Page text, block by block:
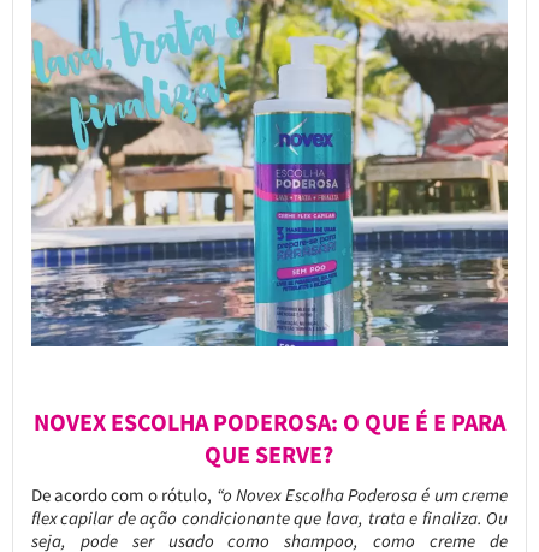
NOVEX ESCOLHA PODEROSA: O QUE É E PARA
QUE SERVE?
De acordo com o rótulo, “o Novex Escolha Poderosa é um creme
flex capilar de ação condicionante que lava, trata e finaliza. Ou
seja, pode ser usado como shampoo, como creme de